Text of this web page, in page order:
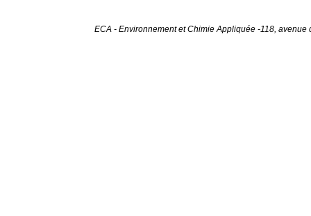
ECA - Environnement et Chimie Appliquée -118,